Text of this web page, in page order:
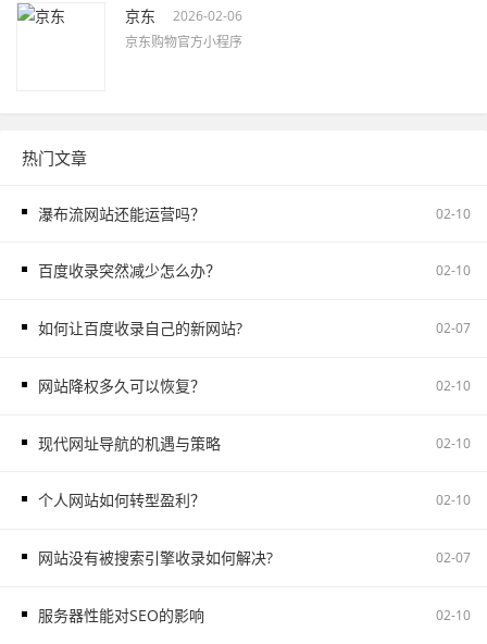
京东
2026-02-06
京东购物官方小程序
热门文章
瀑布流网站还能运营吗？ 02-10
百度收录突然减少怎么办？ 02-10
如何让百度收录自己的新网站? 02-07
网站降权多久可以恢复？ 02-10
现代网址导航的机遇与策略 02-10
个人网站如何转型盈利？ 02-10
网站没有被搜索引擎收录如何解决? 02-07
服务器性能对SEO的影响 02-10